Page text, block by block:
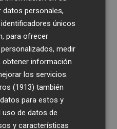
personales,
únicos
para ofrecer
medir
obtener información
los servicios.
(1913) también
para estos y
de datos de
y características